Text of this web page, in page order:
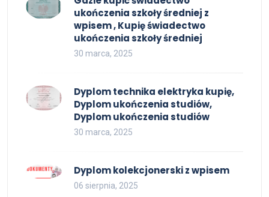
ukończenia szkoły średniej z
wpisem , Kupię świadectwo
ukończenia szkoły średniej
30 marca, 2025
Dyplom technika elektryka kupię,
Dyplom ukończenia studiów,
Dyplom ukończenia studiów
30 marca, 2025
Dyplom kolekcjonerski z wpisem
06 sierpnia, 2025